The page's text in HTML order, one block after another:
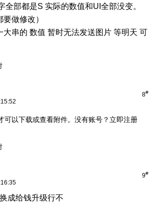
全部都是S 实际的数值和UI全部没变。
要做修改）
大串的 数值 暂时无法发送图片 等明天 可
8#
可以下载或查看附件。没有账号？ 立即注册
9#
成给钱升级行不